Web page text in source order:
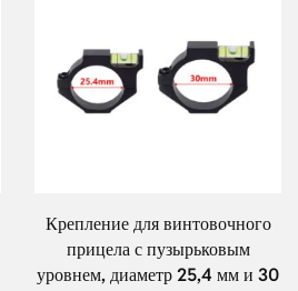
Крепление для винтовочного
прицела с пузырьковым
уровнем, диаметр 25,4 мм и 30